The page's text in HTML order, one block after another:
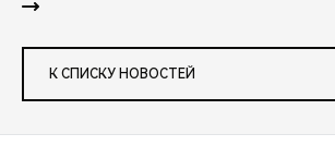
К СПИСКУ НОВОСТЕЙ